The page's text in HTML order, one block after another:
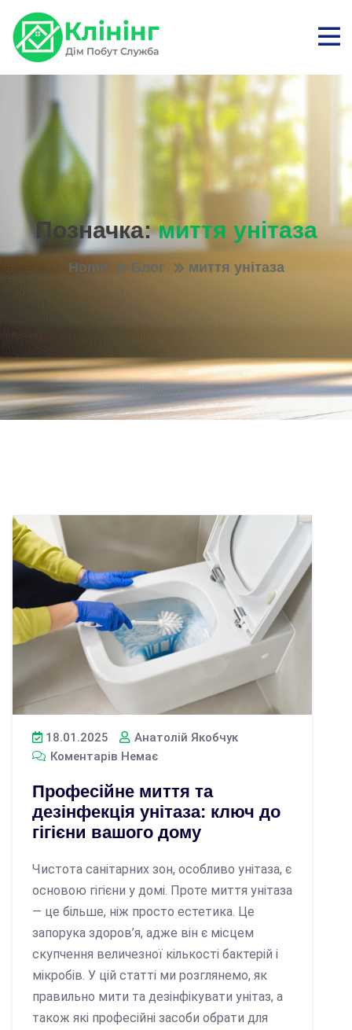
Позначка:миття унітаза
Home Блог миття унітаза
18.01.2025
Анатолій Якобчук
Коментарів Немає
Професійне миття та
дезінфекція унітаза: ключ до
гігієни вашого дому
Чистота санітарних зон, особливо унітаза, є
основою гігієни у домі. Проте миття унітаза
— це більше, ніж просто естетика. Це
запорука здоров’я, адже він є місцем
скупчення величезної кількості бактерій і
мікробів. У цій статті ми розглянемо, як
правильно мити та дезінфікувати унітаз, а
також які професійні засоби обрати для